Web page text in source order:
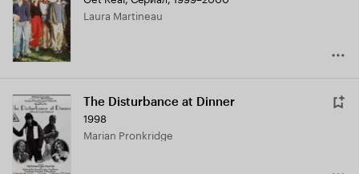
5.8
Laura Martineau
The Disturbance at Dinner
1998
Marian Pronkridge